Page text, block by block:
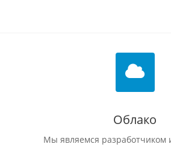
Облако
Мы являемся разработчиком